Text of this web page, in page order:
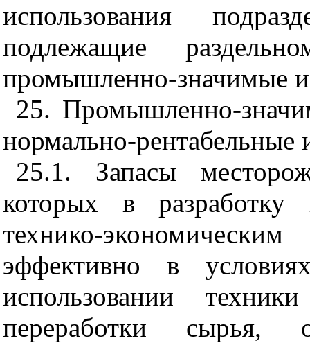
использования
подлежащие
промышленно-значимые
25. Промышленно-
нормально-рентабельные
25.1. Запасы
которых в
технико-
эффективно в
использовании
переработки сырья,